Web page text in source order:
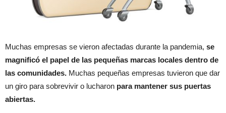
Muchas empresas se vieron afectadas durante la pandemia, se
magnificó el papel de las pequeñas marcas locales dentro de
las comunidades. Muchas pequeñas empresas tuvieron que dar
un giro para sobrevivir o lucharon para mantener sus puertas
abiertas.